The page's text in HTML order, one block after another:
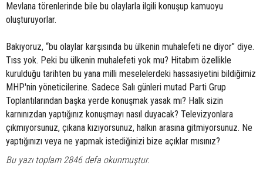
Mevlana törenlerinde bile bu olaylarla ilgili konuşup kamuoyu
oluşturuyorlar.
Bakıyoruz, “bu olaylar karşısında bu ülkenin muhalefeti ne diyor” diye.
Tıss yok. Peki bu ülkenin muhalefeti yok mu? Hitabım özellikle
kurulduğu tarihten bu yana milli meselelerdeki hassasiyetini bildiğimiz
MHP'nin yöneticilerine. Sadece Salı günleri mutad Parti Grup
Toplantılarından başka yerde konuşmak yasak mı? Halk sizin
karnınızdan yaptığınız konuşmayı nasıl duyacak? Televizyonlara
çıkmıyorsunuz, çıkana kızıyorsunuz, halkın arasına gitmiyorsunuz. Ne
yaptığınızı veya ne yapmak istediğinizi bize açıklar mısınız?
Bu yazı toplam 2846 defa okunmuştur.